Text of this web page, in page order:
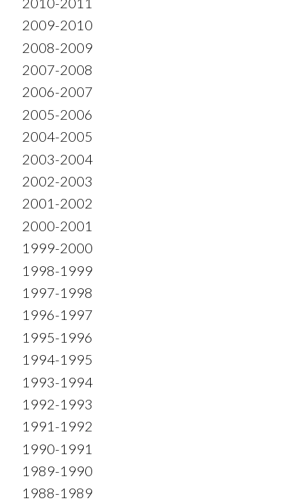
2009-2010
2008-2009
2007-2008
2006-2007
2005-2006
2004-2005
2003-2004
2002-2003
2001-2002
2000-2001
1999-2000
1998-1999
1997-1998
1996-1997
1995-1996
1994-1995
1993-1994
1992-1993
1991-1992
1990-1991
1989-1990
1988-1989